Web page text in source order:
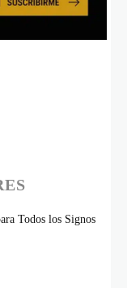
Todos los Signos